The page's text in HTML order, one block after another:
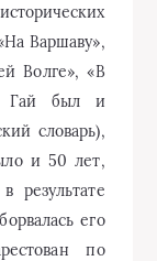
Варшаву»,
Волге», «В
Гай был и
словарь),
и 50 лет,
результате
его
по